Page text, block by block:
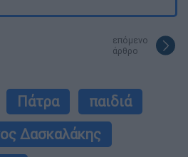
επόμενο
άρθρο
Πάτρα
παιδιά
Δασκαλάκης